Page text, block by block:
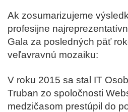
Ak zosumarizujeme
profesijne
Gala za posledných päť
veľavravnú mozaiku:
V roku 2015 sa stal IT
Truban zo spoločnosti
medzičasom prestúpil do